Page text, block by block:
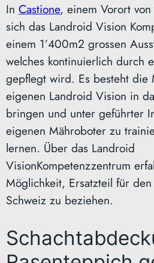
In Castione, einem Vorort
sich das Landroid Vision
einem 1’400m2 grossen
welches kontinuierlich durch
gepflegt wird. Es besteht die
eigenen Landroid Vision in
bringen und unter geführter
eigenen Mähroboter zu
lernen. Über das Landroid
VisionKompetenzzentrum
Möglichkeit, Ersatzteil für
Schweiz zu beziehen.